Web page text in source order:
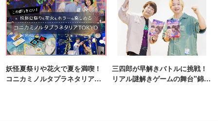
妖怪夏祭りや花火で夏を満喫！
コニカミノルタプラネタリア
三四郎が早解きバトルに挑戦！
リアル謎解きゲームの舞台"錦糸